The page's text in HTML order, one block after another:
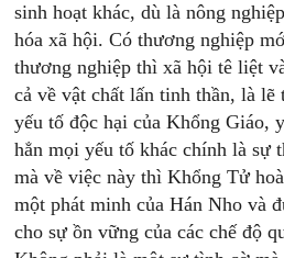
sinh hoạt khác, dù là nông
hóa xã hội. Có thương nghiệp
thương nghiệp thì xã hội tê liệt
cả về vật chất lấn tinh thần, là
yếu tố độc hại của Khổng Giáo,
hẳn mọi yếu tố khác chính là sự
mà về việc này thì Khổng Tử
một phát minh của Hán Nho và
cho sự ồn vững của các chế độ